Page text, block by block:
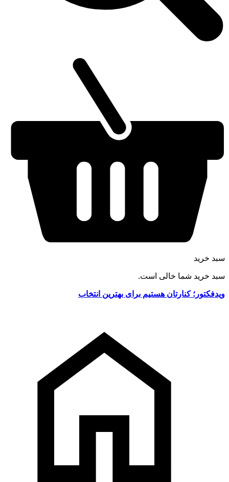
سبد خرید
سبد خرید شما خالی است.
ویدفکتور؛ کنارتان هستیم برای بهترین انتخاب